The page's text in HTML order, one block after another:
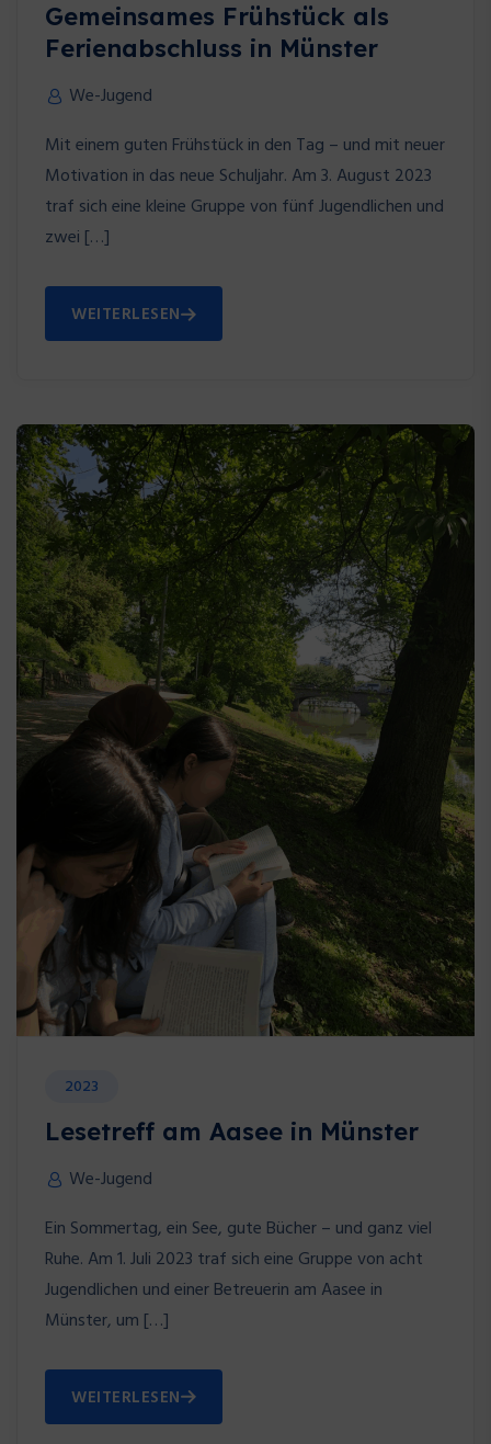
Gemeinsames Frühstück als
Ferienabschluss in Münster
We-Jugend
Mit einem guten Frühstück in den Tag – und mit neuer
Motivation in das neue Schuljahr. Am 3. August 2023
traf sich eine kleine Gruppe von fünf Jugendlichen und
zwei […]
WEITERLESEN
2023
Lesetreff am Aasee in Münster
We-Jugend
Ein Sommertag, ein See, gute Bücher – und ganz viel
Ruhe. Am 1. Juli 2023 traf sich eine Gruppe von acht
Jugendlichen und einer Betreuerin am Aasee in
Münster, um […]
WEITERLESEN